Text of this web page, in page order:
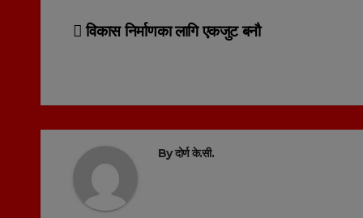
Post
विकास निर्माणका लागि एकजुट बनौ
Byदोर्ण के.सी.